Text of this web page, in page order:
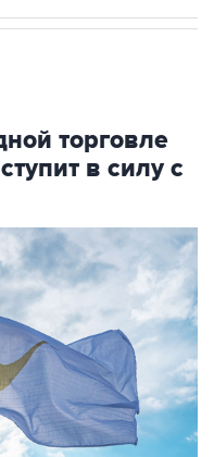
торговле
в силу с